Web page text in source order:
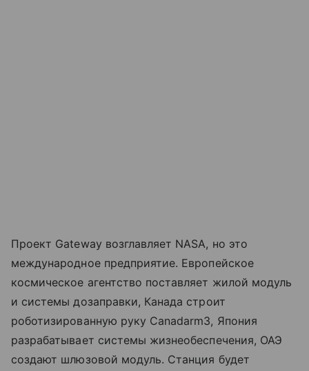
Проект Gateway возглавляет NASA, но это
международное предприятие. Европейское
космическое агентство поставляет жилой модуль
и системы дозаправки, Канада строит
роботизированную руку Canadarm3, Япония
разрабатывает системы жизнеобеспечения, ОАЭ
создают шлюзовой модуль. Станция будет